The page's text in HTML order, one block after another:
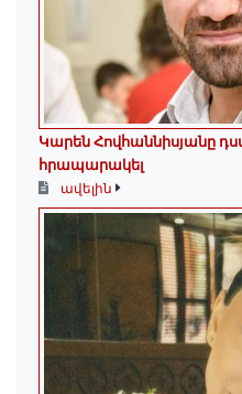
Կարեն Հովհաննիսյանը
հրապարակել
ավելին